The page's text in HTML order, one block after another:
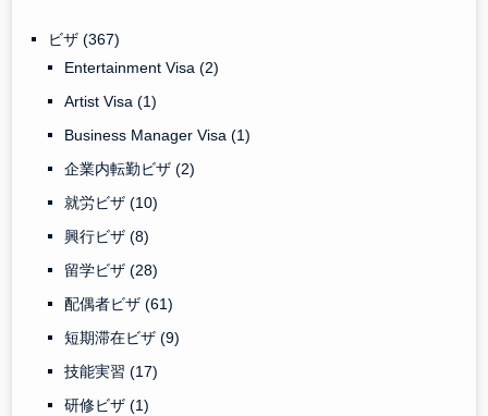
ビザ(367)
Entertainment Visa(2)
Artist Visa(1)
Business Manager Visa(1)
企業内転勤ビザ(2)
就労ビザ(10)
興行ビザ(8)
留学ビザ(28)
配偶者ビザ(61)
短期滞在ビザ(9)
技能実習(17)
研修ビザ(1)